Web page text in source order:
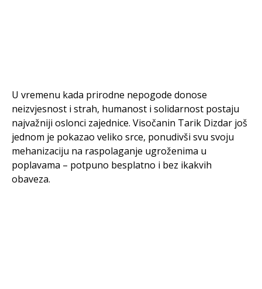
U vremenu kada prirodne nepogode donose
neizvjesnost i strah, humanost i solidarnost postaju
najvažniji oslonci zajednice. Visočanin Tarik Dizdar još
jednom je pokazao veliko srce, ponudivši svu svoju
mehanizaciju na raspolaganje ugroženima u
poplavama – potpuno besplatno i bez ikakvih
obaveza.